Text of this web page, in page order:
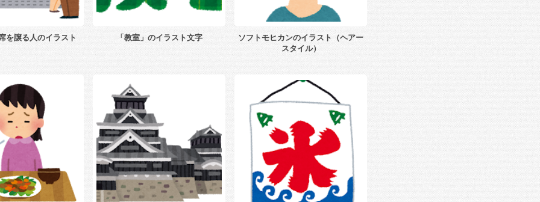
を譲る人のイラスト 「教室」のイラスト文字
ソフトモヒカンのイラスト（ヘアー
スタイル）